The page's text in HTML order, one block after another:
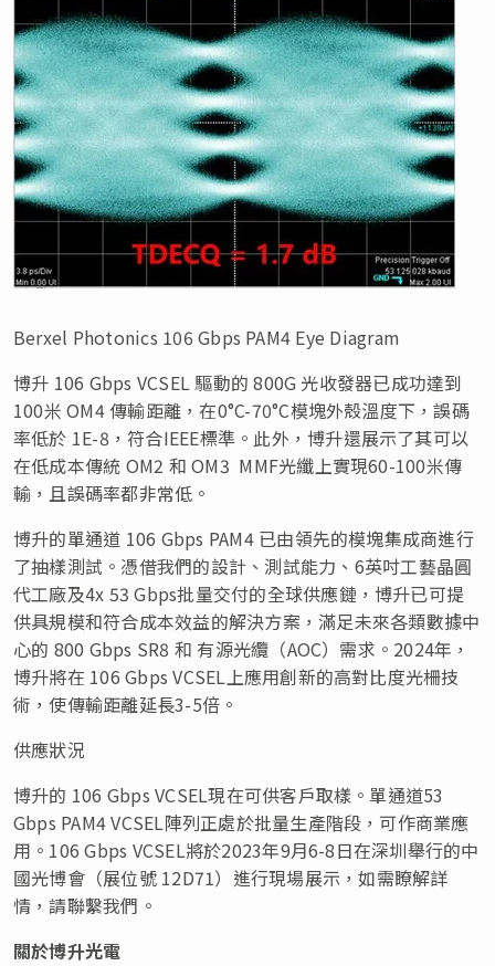
Berxel Photonics 106 Gbps PAM4 Eye Diagram
博升 106 Gbps VCSEL 驅動的 800G 光收發器已成功達到
100米 OM4 傳輸距離 ，在0°C-70°C模塊外殼溫度下，誤碼
率低於 1E-8，符合IEEE標準。此外，博升還展示了其可以
在低成本傳統 OM2 和 OM3 MMF光纖上實現60-100米傳
輸，且誤碼率都非常低。
博升的單通道 106 Gbps PAM4 已由領先的模塊集成商進行
了抽樣測試。憑借我們的設計、測試能力、6英吋工藝晶圓
代工廠及4x 53 Gbps批量交付的全球供應鏈， 博升已可提
供具規模和符合成本效益的解決方案，滿足未來各類數據中
心的 800 Gbps SR8 和 有源光纜（AOC）需求 。2024年，
博升將在 106 Gbps VCSEL上應用創新的高對比度光柵技
術，使傳輸距離延長3-5倍。
供應狀況
博升的 106 Gbps VCSEL現在可供客戶取樣。單通道53
Gbps PAM4 VCSEL陣列正處於批量生產階段，可作商業應
用。106 Gbps VCSEL將於2023年9月6-8日在深圳舉行的中
國光博會（展位號 12D71）進行現場展示，如需瞭解詳
情，請聯繫我們。
關於博升光電